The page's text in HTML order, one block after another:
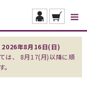
2026年8月16日(日)
は、 8月17(月)以降に順